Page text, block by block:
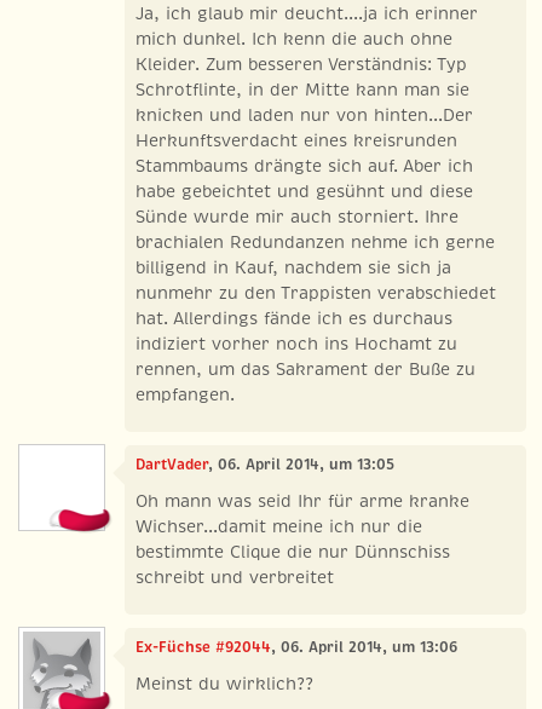
Ja, ich glaub mir deucht....ja ich erinner
mich dunkel. Ich kenn die auch ohne
Kleider. Zum besseren Verständnis: Typ
Schrotflinte, in der Mitte kann man sie
knicken und laden nur von hinten...Der
Herkunftsverdacht eines kreisrunden
Stammbaums drängte sich auf. Aber ich
habe gebeichtet und gesühnt und diese
Sünde wurde mir auch storniert. Ihre
brachialen Redundanzen nehme ich gerne
billigend in Kauf, nachdem sie sich ja
nunmehr zu den Trappisten verabschiedet
hat. Allerdings fände ich es durchaus
indiziert vorher noch ins Hochamt zu
rennen, um das Sakrament der Buße zu
empfangen.
DartVader, 06. April 2014, um 13:05
Oh mann was seid Ihr für arme kranke
Wichser...damit meine ich nur die
bestimmte Clique die nur Dünnschiss
schreibt und verbreitet
Ex-Füchse #92044, 06. April 2014, um 13:06
Meinst du wirklich??